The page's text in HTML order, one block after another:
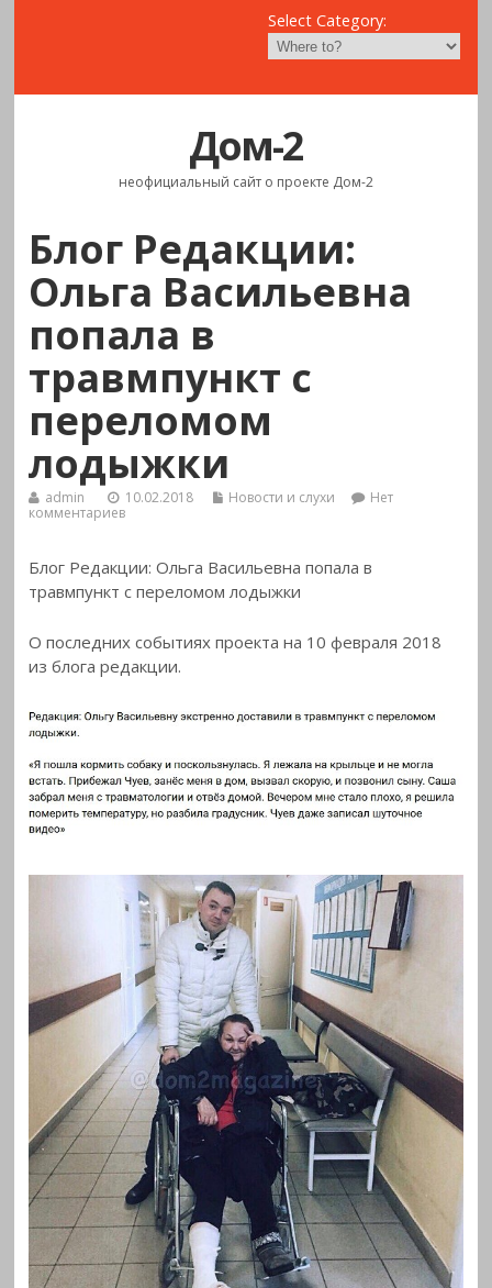
Select Category:
Дом-2
неофициальный сайт о проекте Дом-2
Блог Редакции:
Ольга Васильевна
попала в
травмпункт с
переломом
лодыжки
admin 10.02.2018 Новости и слухи
Нет
комментариев
Блог Редакции: Ольга Васильевна попала в
травмпункт с переломом лодыжки
О последних событиях проекта на 10 февраля 2018
из блогаредакции.